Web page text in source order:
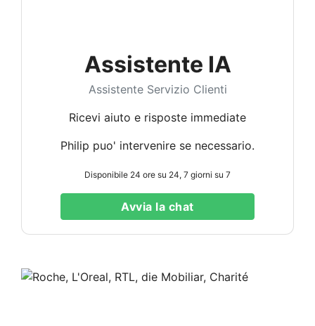
Assistente IA
Assistente Servizio Clienti
Ricevi aiuto e risposte immediate
Philip puo' intervenire se necessario.
Disponibile 24 ore su 24, 7 giorni su 7
Avvia la chat